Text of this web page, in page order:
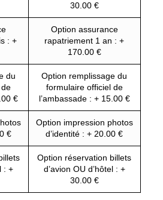
30.00 €
: +
Option assurance
rapatriement 1 an : +
170.00 €
du
€
Option remplissage du
formulaire officiel de
l’ambassade : + 15.00 €
€
Option impression photos
d’identité : + 20.00 €
: +
Option réservation billets
d’avion OU d’hôtel : +
30.00 €